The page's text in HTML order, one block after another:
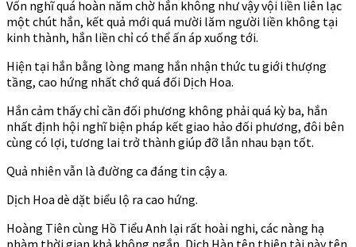
Vốn nghĩ quá hoàn năm chờ hắn không như vậy vội liền liên lạc
một chút hắn, kết quả mới quá mười lăm người liền không tại
kinh thành, hắn liền chỉ có thể ấn áp xuống tới.
Hiện tại hắn bằng lòng mang hắn nhận thức tu giới thượng
tầng, cao hứng nhất chớ quá đối Dịch Hoa.
Hắn cảm thấy chỉ cần đối phương không phải quá kỳ ba, hắn
nhất định hội nghĩ biện pháp kết giao hảo đối phương, đôi bên
cùng có lợi, tương lai trở thành giúp đỡ lẫn nhau bạn tốt.
Quả nhiên vẫn là đường ca đáng tin cậy a.
Dịch Hoa dè dặt biểu lộ ra cao hứng.
Hoàng Tiên cùng Hồ Tiểu Anh lại rất hoài nghi, các nàng hạ
phàm thời gian khả không ngắn, Dịch Hàn tên thiên tài này tên